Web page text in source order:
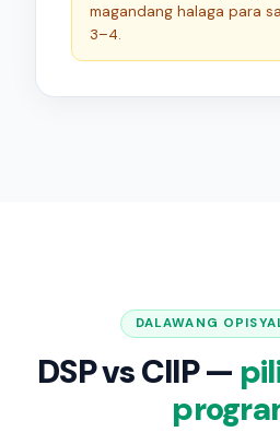
magandang halaga para
3–4.
DALAWANG
DSP vs CIIP —